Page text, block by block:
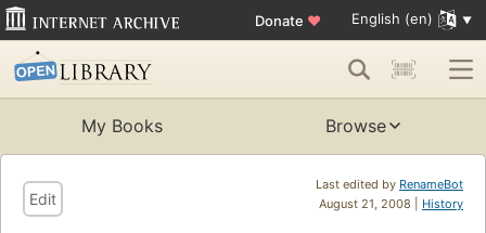
Donate ♥ English (en)
My Books Browse
Last edited by RenameBot
August 21, 2008 | History
Edit